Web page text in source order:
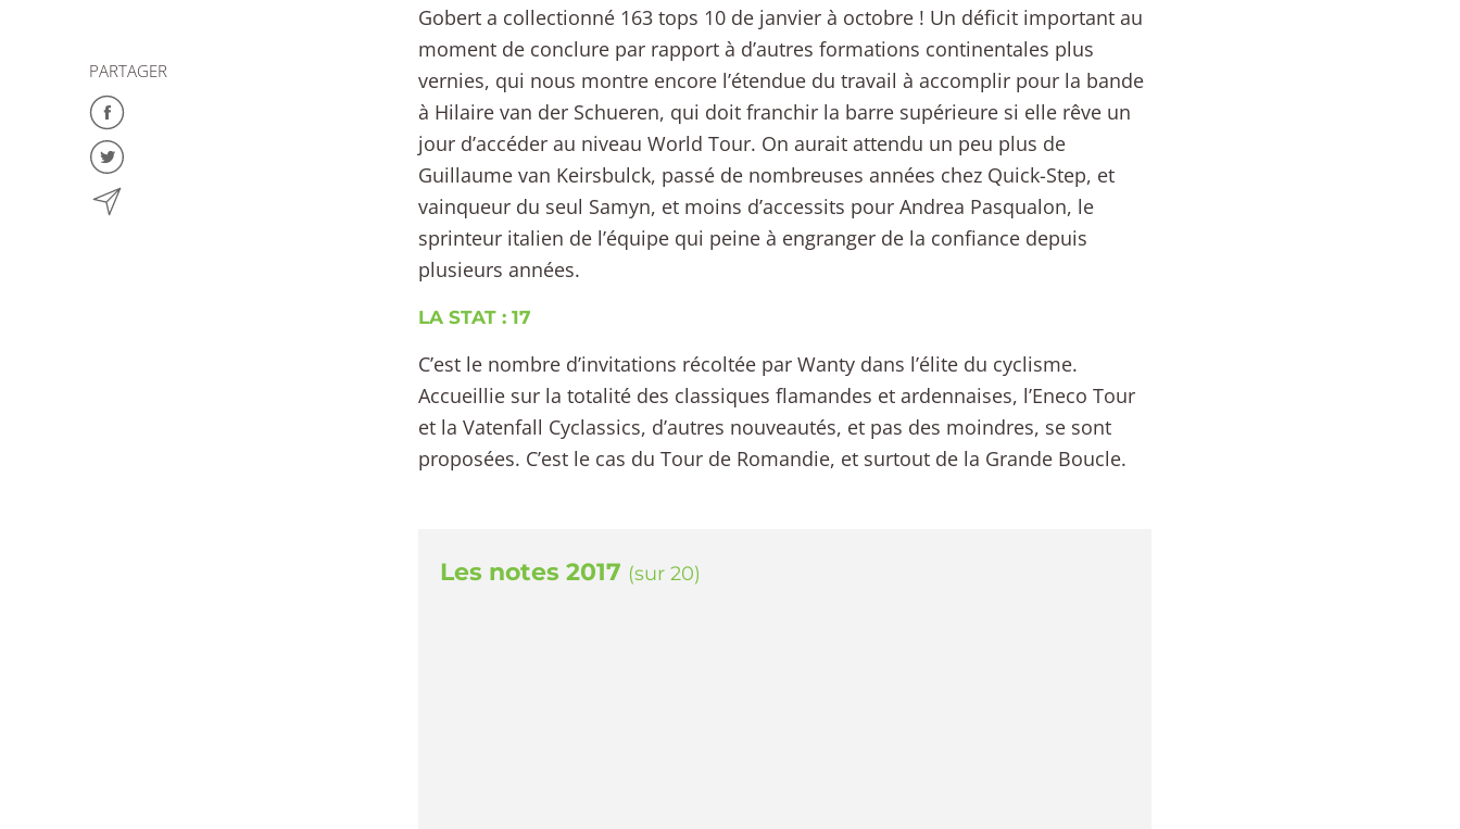
PARTAGER
Gobert a collectionné 163 tops 10 de janvier à octobre ! Un déficit important au
moment de conclure par rapport à d’autres formations continentales plus
vernies, qui nous montre encore l’étendue du travail à accomplir pour la bande
à Hilaire van der Schueren, qui doit franchir la barre supérieure si elle rêve un
jour d’accéder au niveau World Tour. On aurait attendu un peu plus de
Guillaume van Keirsbulck, passé de nombreuses années chez Quick-Step, et
vainqueur du seul Samyn, et moins d’accessits pour Andrea Pasqualon, le
sprinteur italien de l’équipe qui peine à engranger de la confiance depuis
plusieurs années.
LA STAT : 17
C’est le nombre d’invitations récoltée par Wanty dans l’élite du cyclisme.
Accueillie sur la totalité des classiques flamandes et ardennaises, l’Eneco Tour
et la Vatenfall Cyclassics, d’autres nouveautés, et pas des moindres, se sont
proposées. C’est le cas du Tour de Romandie, et surtout de la Grande Boucle.
Les notes 2017 (sur 20)